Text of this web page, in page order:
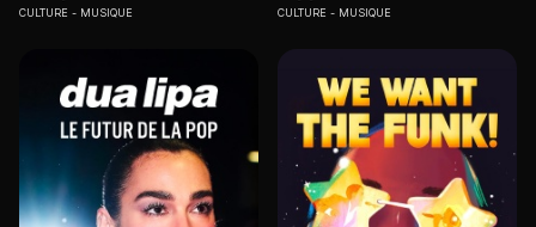
CULTURE MUSIQUE CULTURE MUSIQUE